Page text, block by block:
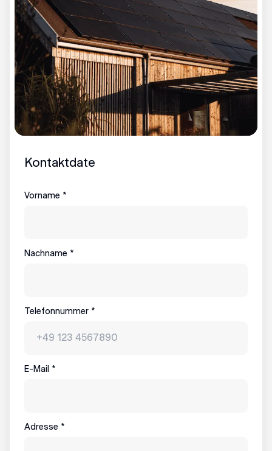
Kontaktdate
Vorname *
Nachname *
Telefonnummer *
E-Mail *
Adresse *